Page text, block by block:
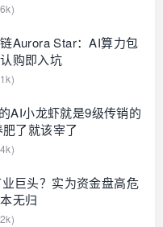
Aurora Star：AI算力包
购即入坑
AI小龙虾就是9级传销的
了就该宰了
巨头？实为资金盘高危
无归